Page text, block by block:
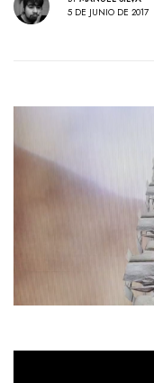
5 DE JUNIO DE 2017